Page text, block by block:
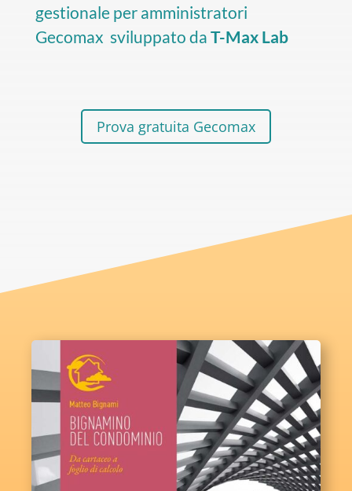
gestionale per amministratori
Gecomax sviluppato da T-Max Lab
Prova gratuita Gecomax